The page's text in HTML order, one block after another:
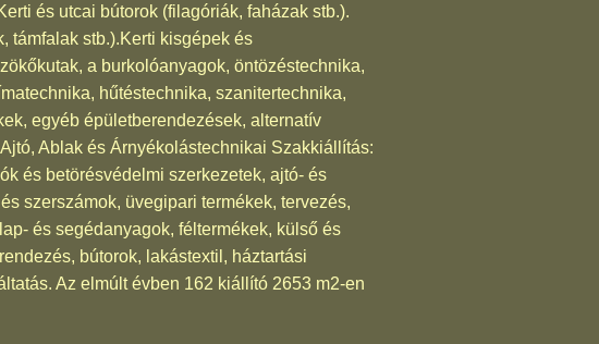
és utcai bútorok (filagóriák, faházak stb.).
támfalak stb.).Kerti kisgépek és
a burkolóanyagok, öntözéstechnika,
hűtéstechnika, szanitertechnika,
egyéb épületberendezések, alternatív
Ablak és Árnyékolástechnikai Szakkiállítás:
és betörésvédelmi szerkezetek, ajtó- és
szerszámok, üvegipari termékek, tervezés,
és segédanyagok, féltermékek, külső és
bútorok, lakástextil, háztartási
Az elmúlt évben 162 kiállító 2653 m2-en